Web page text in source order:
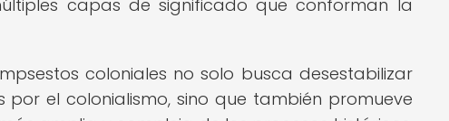
capas de significado que conforman la
coloniales no solo busca desestabilizar
por el colonialismo, sino que también promueve